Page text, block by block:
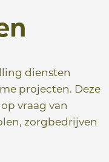
u
b
diensten
projecten. Deze
vraag van
zorgbedrijven